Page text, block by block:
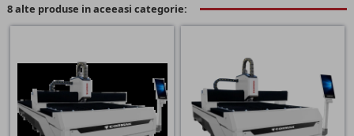
8 alte produse in aceeasi categorie: